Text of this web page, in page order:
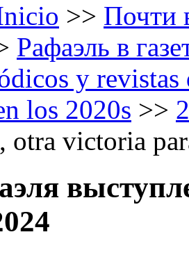
>> Почти
Рафаэль в
y
los 2020s >>
otra victoria